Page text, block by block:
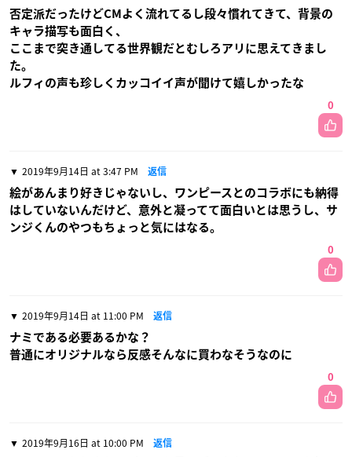
否定派だったけどCMよく流れてるし段々慣れてきて、背景の
キャラ描写も面白く、
ここまで突き通してる世界観だとむしろアリに思えてきまし
た。
ルフィの声も珍しくカッコイイ声が聞けて嬉しかったな
0
2019年9月14日 at 3:47 PM 返信
絵があんまり好きじゃないし、ワンピースとのコラボにも納得
はしていないんだけど、意外と凝ってて面白いとは思うし、サ
ンジくんのやつもちょっと気にはなる。
0
2019年9月14日 at 11:00 PM 返信
ナミである必要あるかな？
普通にオリジナルなら反感そんなに買わなそうなのに
0
2019年9月16日 at 10:00 PM 返信